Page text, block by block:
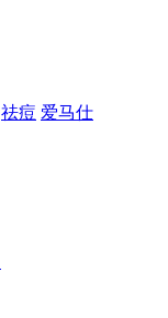
祛痘 爱马仕